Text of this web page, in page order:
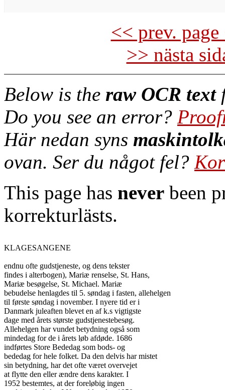
<< prev.
>> nästa
Below is the raw OCR text
Do you see an error?
Här nedan syns
ovan. Ser du något fel?
This page has never been
korrekturlästs.
KLAGESANGENE
endnu ofte gudstjeneste, og dens tekster
findes i alterbogen), Mariæ renselse, St. Hans,
Mariæ besøgelse, St. Michael. Mariæ
bebudelse henlagdes til 5. søndag i fasten, allehelgen
til første søndag i november. I nyere tid er i
Danmark juleaften blevet en af k.s vigtigste
dage med årets største gudstjenestebesøg.
Allehelgen har vundet betydning også som
mindedag for de i årets løb afdøde. 1686
indførtes Store Bededag som bods- og
bededag for hele folket. Da den delvis har mistet
sin betydning, har det ofte været overvejet
at flytte den eller ændre dens karakter. I
1952 bestemtes, at der foreløbig ingen